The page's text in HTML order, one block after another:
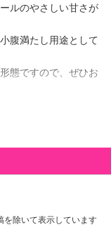
ルのやさしい甘さが
腹満たし用途として
態ですので、ぜひお
除いて表示しています